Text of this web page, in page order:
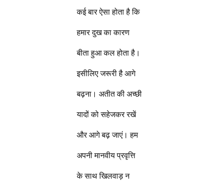
कई बार ऐसा होता है कि
हमार दुख का कारण
बीता हुआ कल होता है।
इसीलिए जरूरी है आगे
बढ़ना। अतीत की अच्छी
यादों को सहेजकर रखें
और आगे बढ़ जाएं। हम
अपनी मानवीय प्रवृत्ति
के साथ खिलवाड़ न